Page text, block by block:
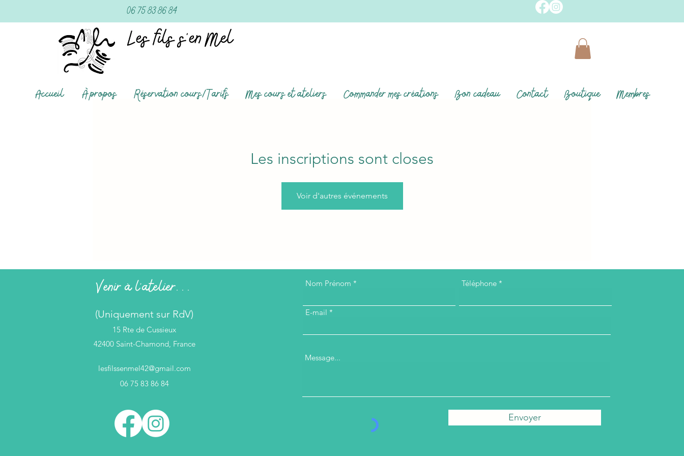
06 75 83 86 84
Accueil À propos Réservation cours/Tarifs Mes cours et ateliers Commander mes créations Bon cadeau Contact Boutique Membres
Les inscriptions sont closes
Voir d'autres événements
Venir à l'atelier...
(Uniquement sur RdV)
15 Rte de Cussieux
42400 Saint-Chamond, France
lesfilssenmel42@gmail.com
06 75 83 86 84
Nom Prénom Téléphone
E-mail
Message...
Envoyer